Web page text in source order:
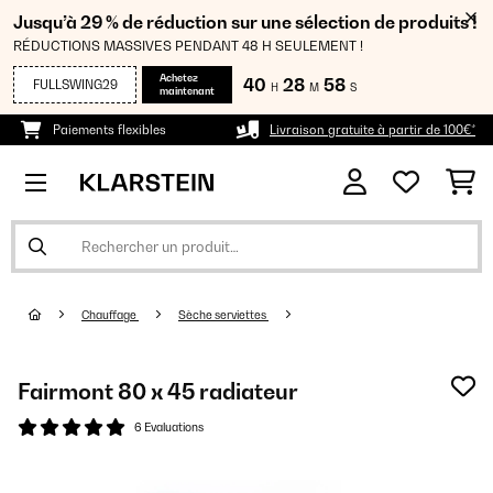
Jusqu’à 29 % de réduction sur une sélection de produits !
RÉDUCTIONS MASSIVES PENDANT 48 H SEULEMENT !
FULLSWING29
Achetez
maintenant
40 H 28 M 58 S
Paiements flexibles Livraison gratuite à partir de 100€*
Chauffage Sèche serviettes
Fairmont 80 x 45 radiateur
6 Evaluations